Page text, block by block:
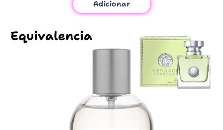
Adicionar